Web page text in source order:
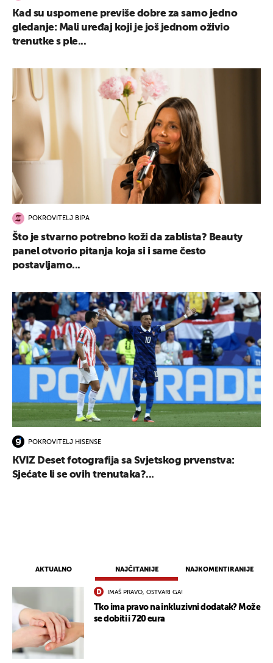
AKTUALNO NAJČITANIJE NAJKOMENTIRANIJE
IMAŠ PRAVO, OSTVARI GA!
Tko ima pravo na inkluzivni dodatak? Može
se dobiti i 720 eura
Kad su uspomene previše dobre za samo jedno
gledanje: Mali uređaj koji je još jednom oživio
trenutke s ple...
POKROVITELJ BIPA
Što je stvarno potrebno koži da zablista? Beauty
panel otvorio pitanja koja si i same često
postavljamo...
POKROVITELJ HISENSE
KVIZ Deset fotografija sa Svjetskog prvenstva:
Sjećate li se ovih trenutaka?...
UKLJUČITE NOTIFIKACIJE